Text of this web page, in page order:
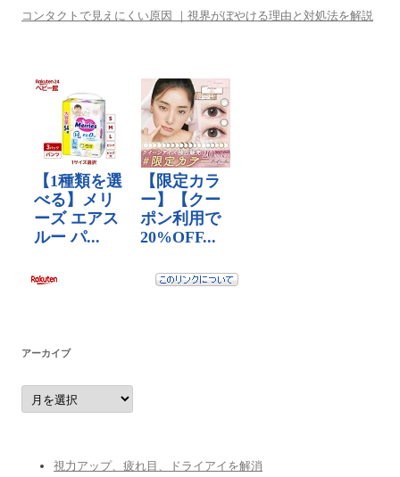
コンタクトで見えにくい原因 ｜視界がぼやける理由と対処法を解説
アーカイブ
ア
ー
カ
視力アップ、疲れ目、ドライアイを解消